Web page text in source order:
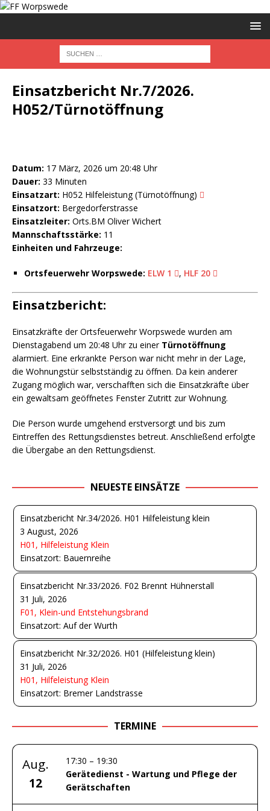
Einsatzbericht Nr.7/2026.
H052/Türnotöffnung
Datum: 17 März, 2026 um 20:48 Uhr
Dauer: 33 Minuten
Einsatzart: H052 Hilfeleistung (Türnotöffnung)
Einsatzort: Bergedorferstrasse
Einsatzleiter: Orts.BM Oliver Wichert
Mannschaftsstärke: 11
Einheiten und Fahrzeuge:
Ortsfeuerwehr Worpswede: ELW 1 , HLF 20
Einsatzbericht:
Einsatzkräfte der Ortsfeuerwehr Worpswede wurden am
Dienstagabend um 20:48 Uhr zu einer Türnotöffnung
alarmiert. Eine erkrankte Person war nicht mehr in der Lage,
die Wohnungstür selbstständig zu öffnen. Da kein anderer
Zugang möglich war, verschafften sich die Einsatzkräfte über
ein gewaltsam geöffnetes Fenster Zutritt zur Wohnung.
Die Person wurde umgehend erstversorgt und bis zum
Eintreffen des Rettungsdienstes betreut. Anschließend erfolgte
die Übergabe an den Rettungsdienst.
NEUESTE EINSÄTZE
Einsatzbericht Nr.34/2026. H01 Hilfeleistung klein
3 August, 2026
H01, Hilfeleistung Klein
Einsatzort: Bauernreihe
Einsatzbericht Nr.33/2026. F02 Brennt Hühnerstall
31 Juli, 2026
F01, Klein-und Entstehungsbrand
Einsatzort: Auf der Wurth
Einsatzbericht Nr.32/2026. H01 (Hilfeleistung klein)
31 Juli, 2026
H01, Hilfeleistung Klein
Einsatzort: Bremer Landstrasse
TERMINE
Aug.
12
17:30 – 19:30
Gerätedienst - Wartung und Pflege der
Gerätschaften